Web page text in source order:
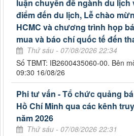
luận chuyên đề ngành du lịch
điểm đến du lịch, Lễ chào
HCMC và chương trình họp
mua và báo chí quốc tế đến
Thứ sáu - 07/08/2026 22:34
Số TBMT: IB2600435060-00. Bên
09:30 16/08/26
Phi tư vấn - Tổ chức quảng
Hồ Chí Minh qua các kênh
năm 2026
Thứ sáu - 07/08/2026 22:31